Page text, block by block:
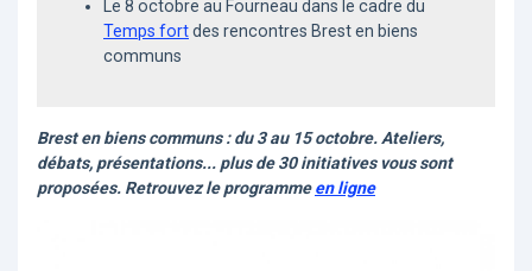
Le 8 octobre au Fourneau dans le cadre du
Temps fortdes rencontres Brest en biens
communs
Brest en biens communs : du 3 au 15 octobre. Ateliers,
débats, présentations... plus de 30 initiatives vous sont
proposées. Retrouvez le programmeen ligne